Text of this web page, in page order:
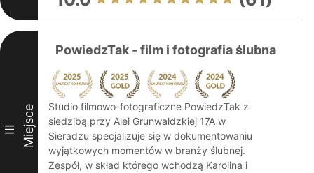
III Miejsce
PowiedzTak - film i fotografia ślubna
Studio filmowo-fotograficzne PowiedzTak z
siedzibą przy Alei Grunwaldzkiej 17A w
Sieradzu specjalizuje się w dokumentowaniu
wyjątkowych momentów w branży ślubnej.
Zespół, w skład którego wchodzą Karolina i